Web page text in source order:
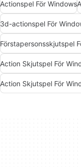
Actionspel För Windows
3d-actionspel För
Förstapersonsskjutspel
Action Skjutspel För
Action Skjutspel För